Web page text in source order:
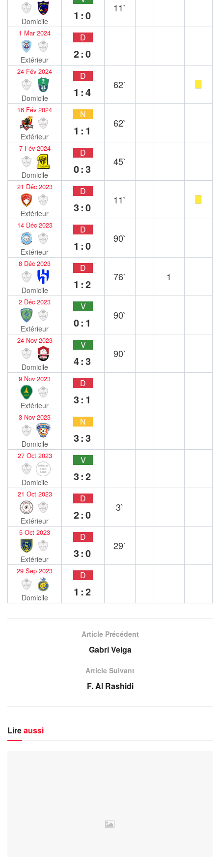
Domicile 1:0
11`
1 Mar 2024
Extérieur
D
2:0
24 Fév 2024
Domicile
D
1:4
62`
16 Fév 2024
Extérieur
N
1:1
62`
7 Fév 2024
Domicile
D
0:3
45`
21 Déc 2023
Extérieur
D
3:0
11`
14 Déc 2023
Extérieur
D
1:0
90`
8 Déc 2023
Domicile
D
1:2
76` 1
2 Déc 2023
Extérieur
V
0:1
90`
24 Nov 2023
Domicile
V
4:3
90`
9 Nov 2023
Extérieur
D
3:1
3 Nov 2023
Domicile
N
3:3
27 Oct 2023
Domicile
V
3:2
21 Oct 2023
Extérieur
D
2:0
3`
5 Oct 2023
Extérieur
D
3:0
29`
29 Sep 2023
Domicile
D
1:2
Article Précédent
Gabri Veiga
Article Suivant
F. Al Rashidi
Lireaussi